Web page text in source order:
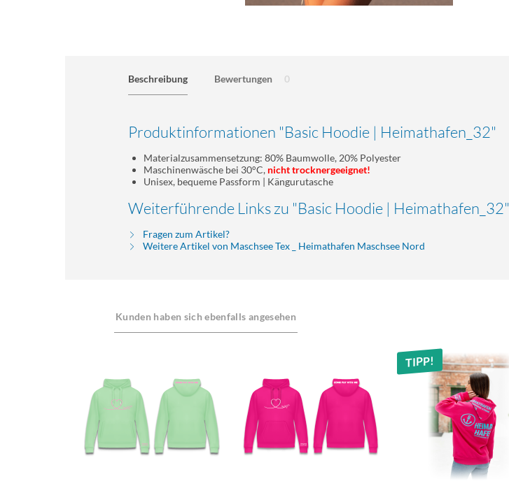
Beschreibung Bewertungen 0
Produktinformationen "Basic Hoodie | Heimathafen_32"
Materialzusammensetzung: 80% Baumwolle, 20% Polyester
Maschinenwäsche bei 30°C, nicht trocknergeeignet!
Unisex, bequeme Passform | Kängurutasche
Weiterführende Links zu "Basic Hoodie | Heimathafen_32"
Fragen zum Artikel?
Weitere Artikel von Maschsee Tex _ Heimathafen Maschsee Nord
Kunden haben sich ebenfalls angesehen
TIPP!